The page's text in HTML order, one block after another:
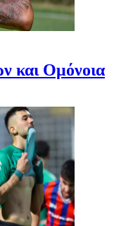
και Ομόνοια